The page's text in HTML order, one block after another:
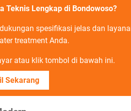
Teknis Lengkap di Bondowoso?
spesifikasi jelas dan
treatment Anda.
atau klik tombol di bawah ini.
Sekarang